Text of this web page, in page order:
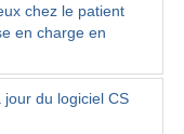
chez le patient
en charge en
du logiciel CS